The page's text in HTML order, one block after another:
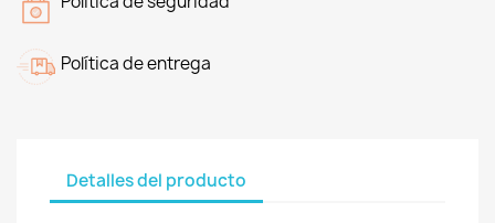
Política de entrega
Detalles del producto